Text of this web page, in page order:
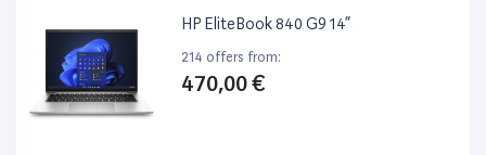
HP EliteBook 840 G9 14”
214 offers from:
470,00 €